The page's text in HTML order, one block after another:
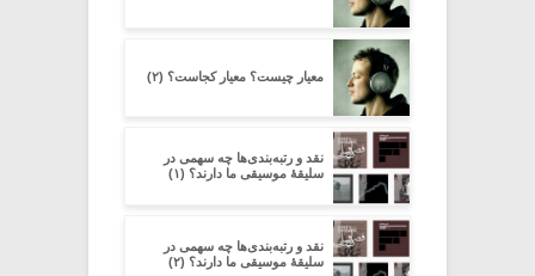
معیار چیست؟ معیار کجاست؟ (۲)
نقد و رتبه‌بندی‌ها چه سهمی در
سلیقۀ موسیقی ما دارند؟ (۱)
نقد و رتبه‌بندی‌ها چه سهمی در
سلیقۀ موسیقی ما دارند؟ (۲)